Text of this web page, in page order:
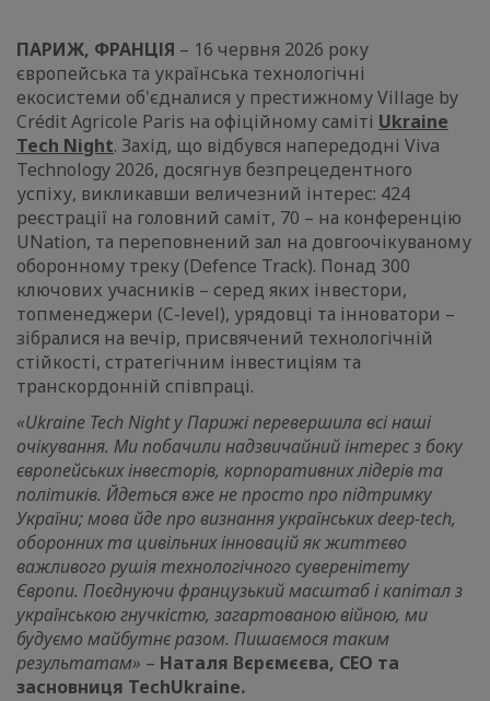
ПАРИЖ, ФРАНЦІЯ – 16 червня 2026 року
європейська та українська технологічні
екосистеми об'єдналися у престижному Village by
Crédit Agricole Paris на офіційному саміті Ukraine
Tech Night. Захід, що відбувся напередодні Viva
Technology 2026, досягнув безпрецедентного
успіху, викликавши величезний інтерес: 424
реєстрації на головний саміт, 70 – на конференцію
UNation, та переповнений зал на довгоочікуваному
оборонному треку (Defence Track). Понад 300
ключових учасників – серед яких інвестори,
топменеджери (C-level), урядовці та інноватори –
зібралися на вечір, присвячений технологічній
стійкості, стратегічним інвестиціям та
транскордонній співпраці.
«Ukraine Tech Night у Парижі перевершила всі наші
очікування. Ми побачили надзвичайний інтерес з боку
європейських інвесторів, корпоративних лідерів та
політиків. Йдеться вже не просто про підтримку
України; мова йде про визнання українських deep-tech,
оборонних та цивільних інновацій як життєво
важливого рушія технологічного суверенітету
Європи. Поєднуючи французький масштаб і капітал з
українською гнучкістю, загартованою війною, ми
будуємо майбутнє разом. Пишаємося таким
результатам» – Наталя Вєрємєєва, CEO та
засновниця TechUkraine.